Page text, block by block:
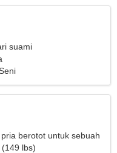
suami
berotot untuk sebuah
lbs)